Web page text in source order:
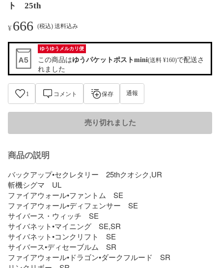
ト 25th
¥666 (税込) 送料込み
ゆうゆうメルカリ便
この商品はゆうパケットポストmini(送料 ¥160)で配送さ
れました
1 コメント 保存 通報
売り切れました
商品の説明
バックアップ•セクレタリー　25thクオシク,UR
斬機シグマ　UL
ファイアウォール•ファントム　SE
ファイアウォール•ディフェンサー　SE
サイバース・ウィッチ　SE
サイバネット•マイニング　SE,SR
サイバネット•コンクリフト　SE
サイバース•ディセーブルム　SR
ファイアウォール•ドラゴン•ダークフルード　SR